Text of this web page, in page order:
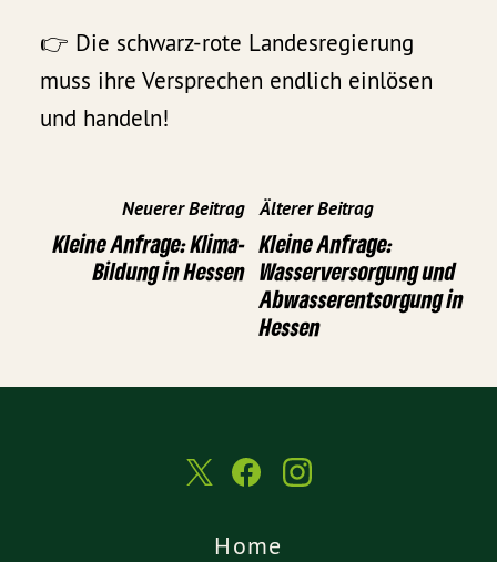
👉 Die schwarz-rote Landesregierung
muss ihre Versprechen endlich einlösen
und handeln!
Neuerer Beitrag
Kleine Anfrage: Klima-
Bildung in Hessen
Älterer Beitrag
Kleine Anfrage:
Wasserversorgung und
Abwasserentsorgung in
Hessen
Home